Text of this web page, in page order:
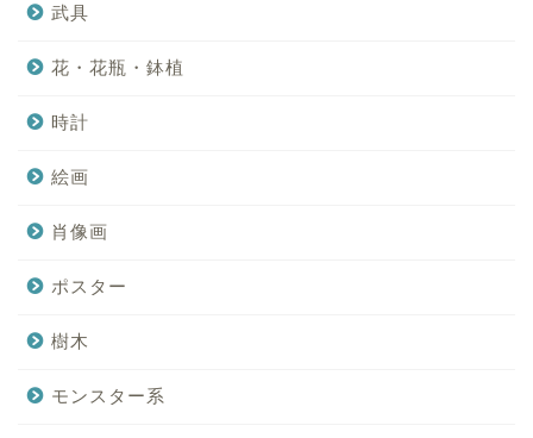
武具
花・花瓶・鉢植
時計
絵画
肖像画
ポスター
樹木
モンスター系